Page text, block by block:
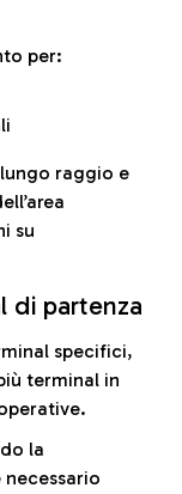
per:
raggio e
su
di partenza
specifici,
terminal in
la